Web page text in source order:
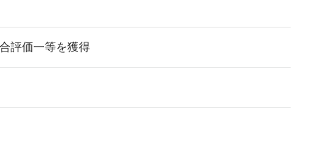
評価一等を獲得